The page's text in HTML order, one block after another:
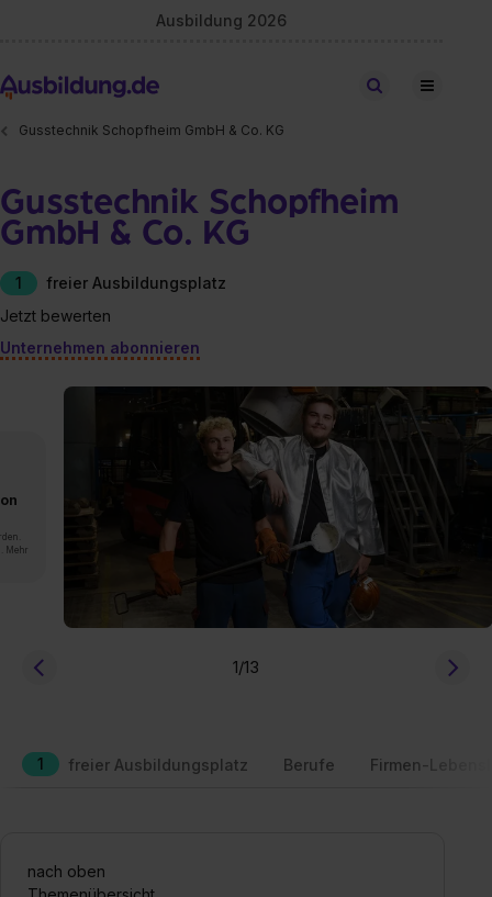
Ausbildung 2026
Stellen finden
Gusstechnik Schopfheim GmbH & Co. KG
Gusstechnik Schopfheim
GmbH & Co. KG
1
freier Ausbildungsplatz
Jetzt bewerten
Unternehmen abonnieren
Mehr
1/13
1 freier Ausbildungsplatz Berufe Firmen-
nach oben